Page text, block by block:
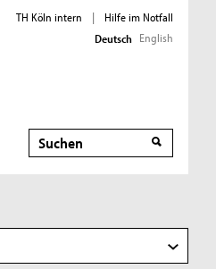
TH Köln intern |
Hilfe im Notfall
Deutsch English
Suche